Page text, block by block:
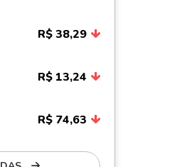
R$ 38,29
R$ 13,24
R$ 74,63